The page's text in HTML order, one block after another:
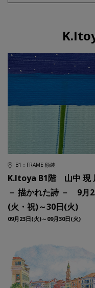
B1：FRAME 額装
K.Itoya B1階 山中 現
－ 描かれた詩 － 9月
(火・祝)～30日(火)
09月23日(火)～09月30日(火)